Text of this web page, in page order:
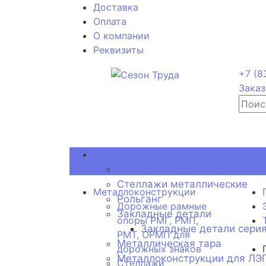
Доставка
Оплата
О компании
Реквизиты
+7
Стеллажи металлические
Рольганг
Закладные детали
Закладные детали
Металлическая тара
Металлоконструкции для
Металлоконструкции
Дорожные рамные
опоры РМГ, РМП,
РМТ, ОРМП для
дорожных знаков
Стеллажи